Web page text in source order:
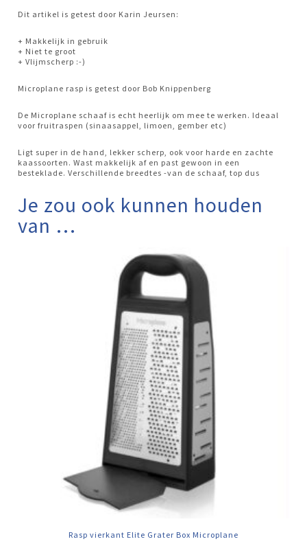
Dit artikel is getest door Karin Jeursen:
+ Makkelijk in gebruik
+ Niet te groot
+ Vlijmscherp :-)
Microplane rasp is getest door Bob Knippenberg
De Microplane schaaf is echt heerlijk om mee te werken. Ideaal
voor fruitraspen (sinaasappel, limoen, gember etc)
Ligt super in de hand, lekker scherp, ook voor harde en zachte
kaassoorten. Wast makkelijk af en past gewoon in een
besteklade. Verschillende breedtes -van de schaaf, top dus
Je zou ook kunnen houden
van …
Rasp vierkant Elite Grater Box Microplane